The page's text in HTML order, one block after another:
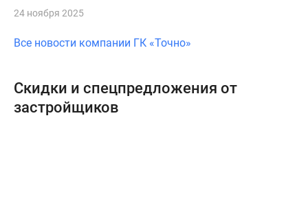
24 ноября 2025
Все новости компании ГК «Точно»
Скидки и спецпредложения от
застройщиков